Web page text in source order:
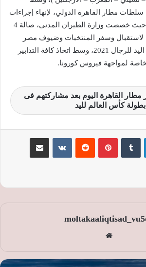
سلطات مطار القاهرة الدولي، لإنهاء إجراءات
سفر هذه المنتخبات، حيث خصصت وزارة الطيران المدني، صالة 4
لاستقبال وسفر المنتخبات وضيوف مصر
المشاركين في بطولة اليد للرجال 2021، وسط اتخاذ كافة التدابير
لمواجهة فيروس كورونا.
مطار القاهرة اليوم بعد مشاركتهم فى
بطولة كأس العالم لليد
لينكدإن بينتيريست
الوي